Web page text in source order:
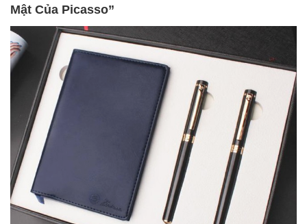
Mật Của Picasso”